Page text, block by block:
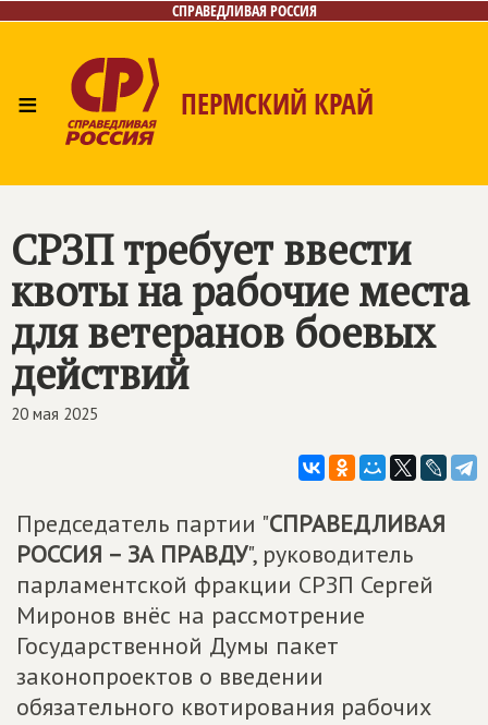
СПРАВЕДЛИВАЯ РОССИЯ
≡ ПЕРМСКИЙ КРАЙ
Дайджест
СРЗП требует ввести
квоты на рабочие места
для ветеранов боевых
действий
20 мая 2025
Председатель партии "СПРАВЕДЛИВАЯ
РОССИЯ – ЗА ПРАВДУ", руководитель
парламентской фракции СРЗП Сергей
Миронов внёс на рассмотрение
Государственной Думы пакет
законопроектов о введении
обязательного квотирования рабочих